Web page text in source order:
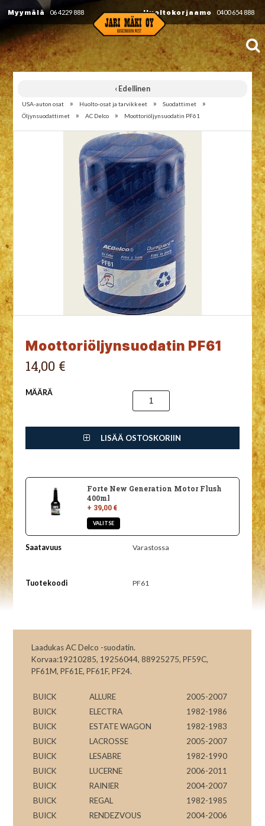
Myymälä 06 4229 888 Huoltokorjaamo 0400 654 888
‹ Edellinen
USA-auton osat » Huolto-osat ja tarvikkeet » Suodattimet »
Öljynsuodattimet » AC Delco » Moottoriöljynsuodatin PF61
Moottoriöljynsuodatin PF61
14,00 €
MÄÄRÄ
LISÄÄ OSTOSKORIIN
Forte New Generation Motor Flush
400ml
+ 39,00 €
Saatavuus Varastossa
Tuotekoodi PF61
Laadukas AC Delco -suodatin.
Korvaa:19210285, 19256044, 88925275, PF59C,
PF61M, PF61E, PF61F, PF24.
BUICK ALLURE
2005-2007
BUICK
ELECTRA
1982-1986
BUICK
ESTATE WAGON
1982-1983
BUICK
LACROSSE
2005-2007
BUICK
LESABRE
1982-1990
BUICK
LUCERNE
2006-2011
BUICK
RAINIER
2004-2007
BUICK
REGAL
1982-1985
BUICK
RENDEZVOUS
2004-2006